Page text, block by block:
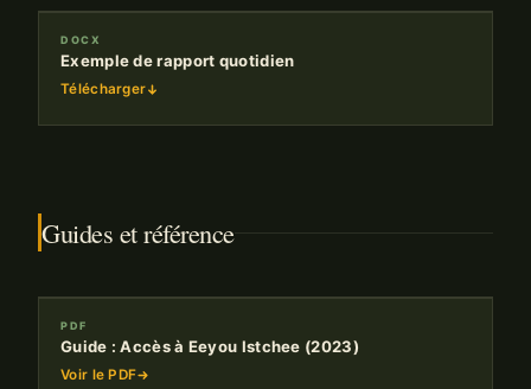
DOCX
Exemple de rapport quotidien
Télécharger
Guides et référence
PDF
Guide : Accès à Eeyou Istchee (2023)
Voir le PDF